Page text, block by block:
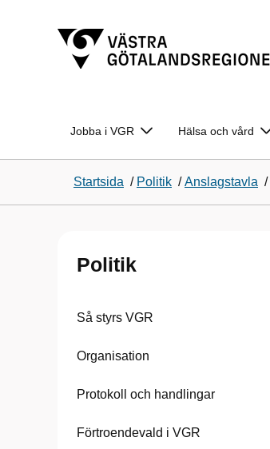
Jobba i VGR Hälsa och vård
Startsida / Politik /Anslagstavla /
Politik
Så styrs VGR
Organisation
Protokoll och handlingar
Förtroendevald i VGR